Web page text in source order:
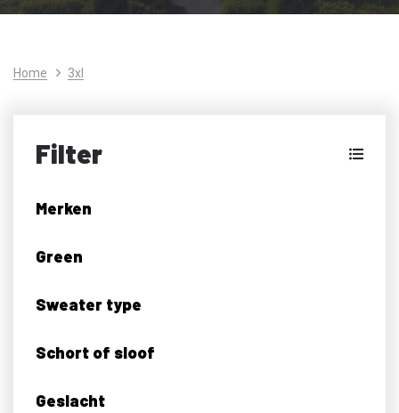
Home 3xl
Filter
Merken
Green
Sweater type
Schort of sloof
Geslacht